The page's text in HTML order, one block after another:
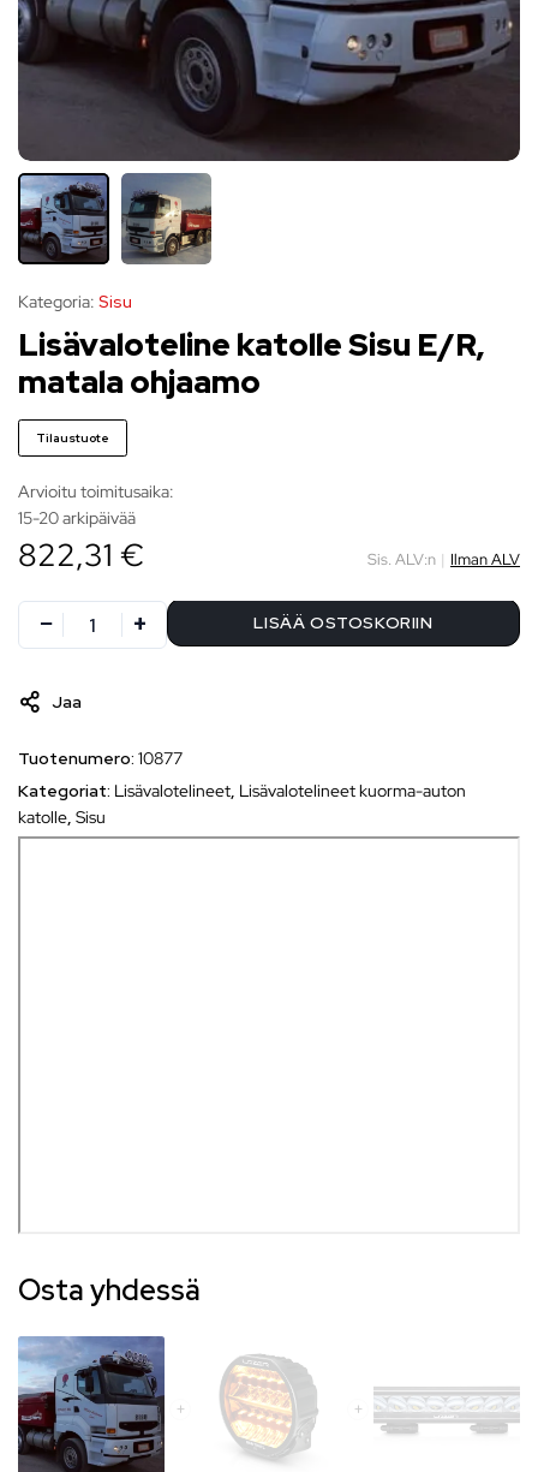
Kategoria: Sisu
Lisävaloteline katolle Sisu E/R,
matala ohjaamo
Tilaustuote
Arvioitu toimitusaika:
15-20 arkipäivää
822,31 € Sis. ALV:n | Ilman ALV
LISÄÄ OSTOSKORIIN
Jaa
Tuotenumero: 10877
Kategoriat: Lisävalotelineet, Lisävalotelineet kuorma-auton
katolle, Sisu
Osta yhdessä